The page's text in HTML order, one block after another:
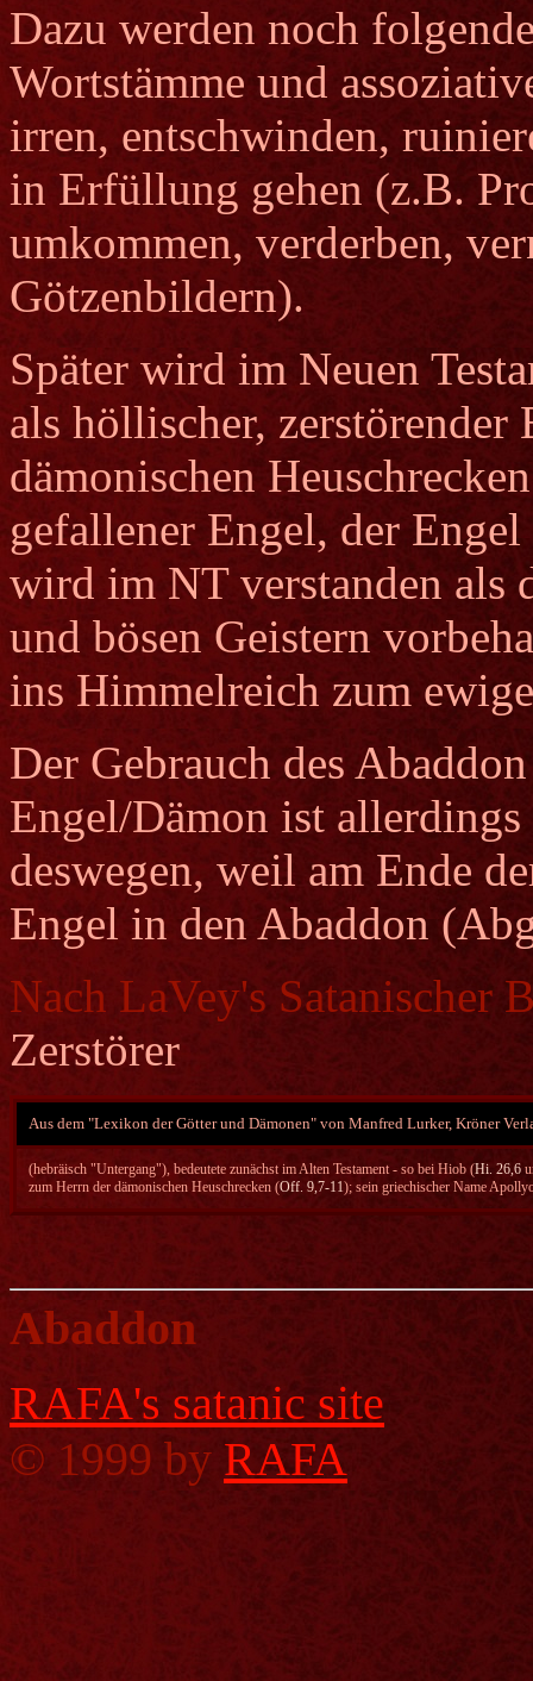
Dazu werden noch
Wortstämme und
irren, entschwinden,
in Erfüllung gehen (z.B.
umkommen, verderben,
Götzenbildern).
Später wird im Neuen
als höllischer,
dämonischen
gefallener Engel, der
wird im NT verstanden als
und bösen Geistern
ins Himmelreich zum
Der Gebrauch des
Engel/Dämon ist
deswegen, weil am Ende
Engel in den Abaddon
Nach LaVey's Satanischer
Zerstörer
Aus dem "Lexikon der Götter und Dämonen" von Manfred Lurker, Kröner
(hebräisch "Untergang"), bedeutete zunächst im Alten Testament - so bei Hiob (Hi. 26,6
zum Herrn der dämonischen Heuschrecken (Off. 9,7-11); sein griechischer Name
Abaddon
RAFA's satanic site
© 1999 by RAFA